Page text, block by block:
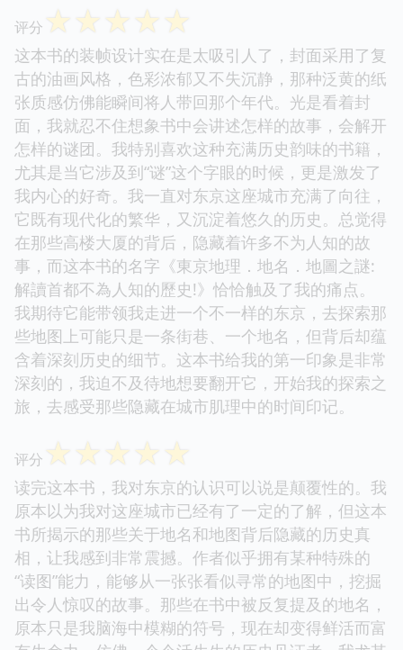
评分 ☆☆☆☆☆
这本书的装帧设计实在是太吸引人了，封面采用了复
古的油画风格，色彩浓郁又不失沉静，那种泛黄的纸
张质感仿佛能瞬间将人带回那个年代。光是看着封
面，我就忍不住想象书中会讲述怎样的故事，会解开
怎样的谜团。我特别喜欢这种充满历史韵味的书籍，
尤其是当它涉及到“谜”这个字眼的时候，更是激发了
我内心的好奇。我一直对东京这座城市充满了向往，
它既有现代化的繁华，又沉淀着悠久的历史。总觉得
在那些高楼大厦的背后，隐藏着许多不为人知的故
事，而这本书的名字《東京地理．地名．地圖之謎:
解讀首都不為人知的歷史!》恰恰触及了我的痛点。
我期待它能带领我走进一个不一样的东京，去探索那
些地图上可能只是一条街巷、一个地名，但背后却蕴
含着深刻历史的细节。这本书给我的第一印象是非常
深刻的，我迫不及待地想要翻开它，开始我的探索之
旅，去感受那些隐藏在城市肌理中的时间印记。
评分 ☆☆☆☆☆
读完这本书，我对东京的认识可以说是颠覆性的。我
原本以为我对这座城市已经有了一定的了解，但这本
书所揭示的那些关于地名和地图背后隐藏的历史真
相，让我感到非常震撼。作者似乎拥有某种特殊的
“读图”能力，能够从一张张看似寻常的地图中，挖掘
出令人惊叹的故事。那些在书中被反复提及的地名，
原本只是我脑海中模糊的符号，现在却变得鲜活而富